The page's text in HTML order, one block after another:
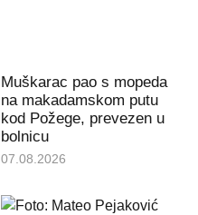
Muškarac pao s mopeda
na makadamskom putu
kod Požege, prevezen u
bolnicu
07.08.2026